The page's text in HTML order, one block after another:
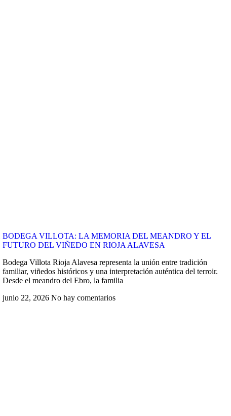
BODEGA VILLOTA: LA MEMORIA DEL MEANDRO Y EL
FUTURO DEL VIÑEDO EN RIOJA ALAVESA
Bodega Villota Rioja Alavesa representa la unión entre tradición
familiar, viñedos históricos y una interpretación auténtica del terroir.
Desde el meandro del Ebro, la familia
junio 22, 2026No hay comentarios